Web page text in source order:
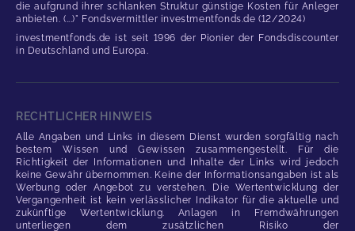
die aufgrund ihrer schlanken Struktur günstige Kosten für Anleger
anbieten. (...)" Fondsvermittler investmentfonds.de (12/2024)
investmentfonds.de ist seit 1996 der Pionier der Fondsdiscounter
in Deutschland und Europa.
RECHTLICHER HINWEIS
Alle Angaben und Links in diesem Dienst wurden sorgfältig nach
bestem Wissen und Gewissen zusammengestellt. Für die
Richtigkeit der Informationen und Inhalte der Links wird jedoch
keine Gewähr übernommen. Keine der Informationsangaben ist als
Werbung oder Angebot zu verstehen. Die Wertentwicklung der
Vergangenheit ist kein verlässlicher Indikator für die aktuelle und
zukünftige Wertentwicklung. Anlagen in Fremdwährungen
unterliegen dem zusätzlichen Risiko der